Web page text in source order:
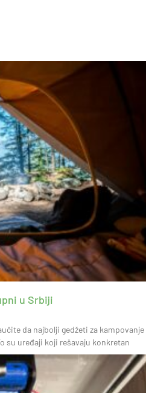
u Srbiji
da najbolji gedžeti za kampovanje
su uređaji koji rešavaju konkretan